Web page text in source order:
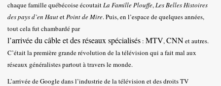
chaque famille québécoise écoutaitLa Famille Plouffe,Les Belles Histoires
des pays d’en HautetPoint de Mire. Puis, en l’espace de quelques années,
tout cela fut chambardé par
l’arrivée du câble et des réseaux spécialisés : MTV,CNNet autres.
C’était la première grande révolution de la télévision qui a fait mal aux
réseaux généralistes partout à travers le monde.
L’arrivée de Google dans l’industrie de la télévision et des droits TV